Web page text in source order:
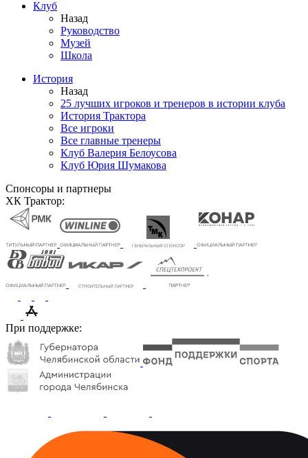
Клуб
Назад
Руководство
Музей
Школа
История
Назад
25 лучших игроков и тренеров в истории клуба
История Трактора
Все игроки
Все главные тренеры
Клуб Валерия Белоусова
Клуб Юрия Шумакова
Спонсоры и партнеры
ХК Трактор:
При поддержке: